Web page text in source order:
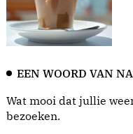
EEN WOORD VAN
Wat mooi dat jullie
bezoeken.